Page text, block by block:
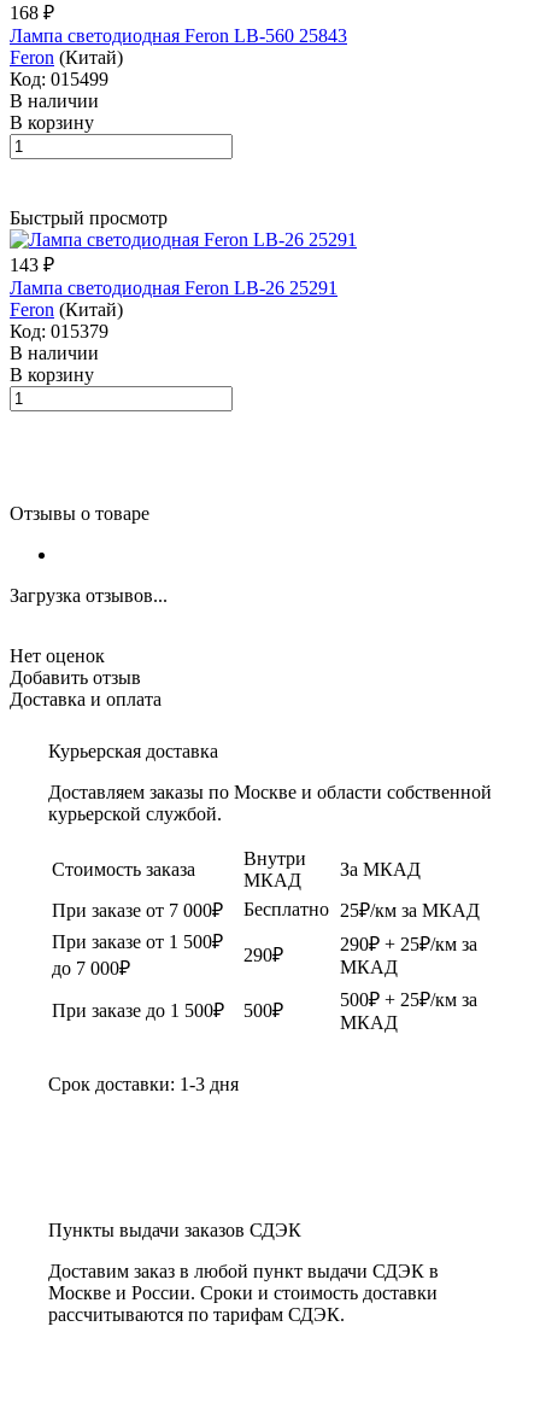
168 ₽
Лампа светодиодная Feron LB-560 25843
Feron (Китай)
Код: 015499
В наличии
В корзину
Быстрый просмотр
143 ₽
Лампа светодиодная Feron LB-26 25291
Feron (Китай)
Код: 015379
В наличии
В корзину
Отзывы о товаре
Загрузка отзывов...
Нет оценок
Добавить отзыв
Доставка и оплата
Курьерская доставка
Доставляем заказы по Москве и области собственной
курьерской службой.
Стоимость заказа
Внутри
МКАД
За МКАД
При заказе от 7 000₽
Бесплатно 25₽/км за МКАД
При заказе от 1 500₽
до 7 000₽
290₽
290₽ + 25₽/км за
МКАД
При заказе до 1 500₽ 500₽
500₽ + 25₽/км за
МКАД
Срок доставки: 1-3 дня
Пункты выдачи заказов СДЭК
Доставим заказ в любой пункт выдачи СДЭК в
Москве и России. Сроки и стоимость доставки
рассчитываются по тарифам СДЭК.